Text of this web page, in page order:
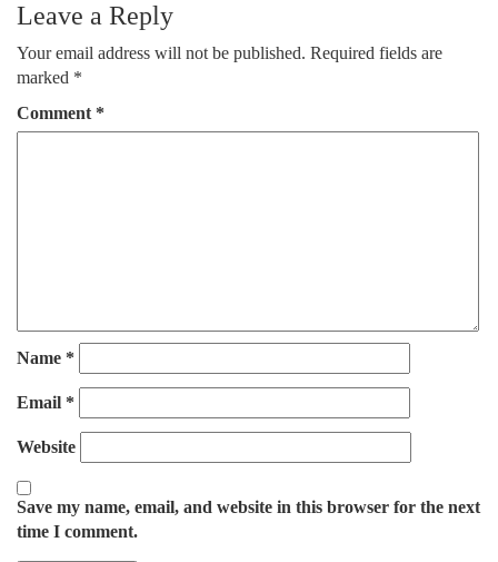
Leave a Reply
Your email address will not be published. Required fields are
marked *
Comment *
Name *
Email *
Website
Save my name, email, and website in this browser for the next
time I comment.